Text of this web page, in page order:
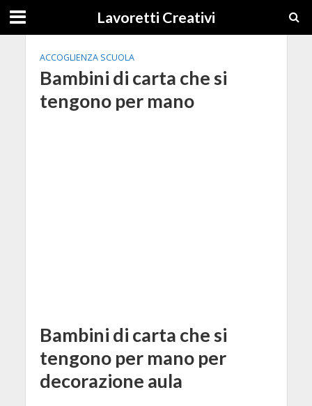
Lavoretti Creativi
ACCOGLIENZA SCUOLA
Bambini di carta che si
tengono per mano
Bambini di carta che si
tengono per mano per
decorazione aula